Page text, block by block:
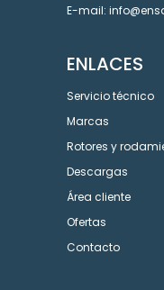
E-mail:
ENLACES
Servicio técnico
Marcas
Rotores y
Descargas
Área cliente
Ofertas
Contacto